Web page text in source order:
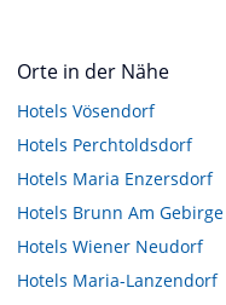
Orte in der Nähe
Hotels Vösendorf
Hotels Perchtoldsdorf
Hotels Maria Enzersdorf
Hotels Brunn Am Gebirge
Hotels Wiener Neudorf
Hotels Maria-Lanzendorf